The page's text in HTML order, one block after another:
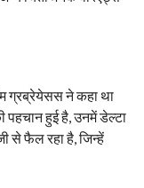
ग्रब्रेयेसस ने कहा था
हुई है, उनमें डेल्टा
से फैल रहा है, जिन्हें